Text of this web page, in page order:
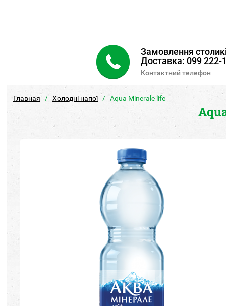
Замовлення
Доставка: 099 222-
Контактний телефон
Главная Холодні напої Aqua Minerale life